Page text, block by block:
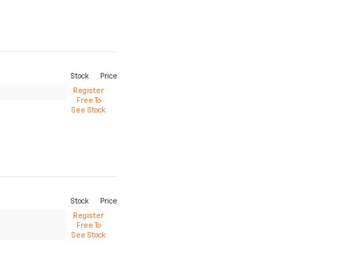
Stock
Price
Register
Free To
See Stock
Stock Price
Register
Free To
See Stock